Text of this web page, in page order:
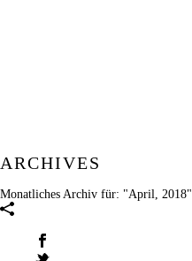
ARCHIVES
Monatliches Archiv für: "April, 2018"